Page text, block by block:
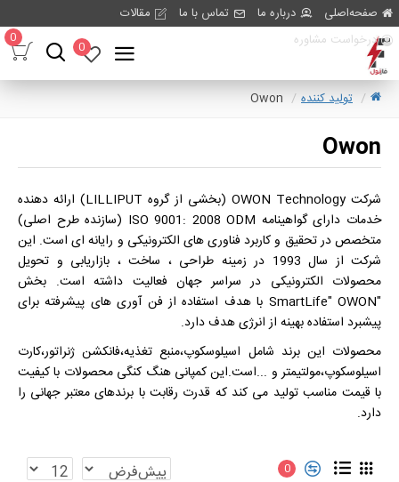
صفحه‌اصلی درباره ما تماس با ما
مقالات
درخواست مشاوره
0
0
تولید کننده Owon
Owon
شرکت OWON Technology (بخشی از گروه LILLIPUT) ارائه دهنده
خدمات دارای گواهینامه ISO 9001: 2008 ODM (سازنده طرح اصلی)
متخصص در تحقیق و کاربرد فناوری های الکترونیکی و رایانه ای است. این
شرکت از سال 1993 در زمینه طراحی ، ساخت ، بازاریابی و تحویل
محصولات الکترونیکی در سراسر جهان فعالیت داشته است. بخش
"SmartLife" OWON با هدف استفاده از فن آوری های پیشرفته برای
پیشبرد استفاده بهینه از انرژی هدف دارد.
محصولات این برند شامل اسیلوسکوپ،منبع تغذیه،فانکشن ژنراتور،کارت
اسیلوسکوپ،مولتیمتر و ...است.این کمپانی هنگ کنگی محصولات با کیفیت
با قیمت مناسب تولید می کند که قدرت رقابت با برندهای معتبر جهانی را
دارد.
0